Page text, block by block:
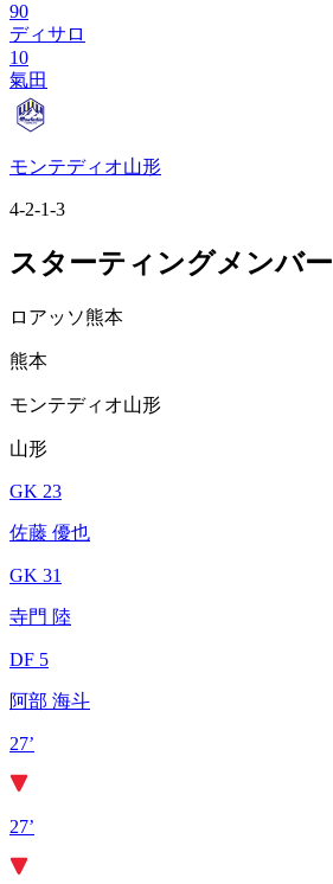
90
ディサロ
10
氣田
モンテディオ山形
4-2-1-3
スターティングメンバー
ロアッソ熊本
熊本
モンテディオ山形
山形
GK 23
佐藤 優也
GK 31
寺門 陸
DF 5
阿部 海斗
27’
27’